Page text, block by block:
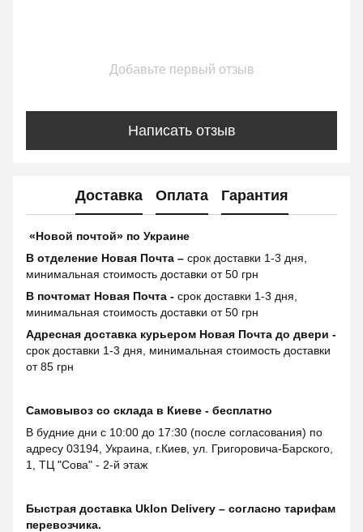
Добавьте первый отзыв
Написать отзыв
Доставка Оплата Гарантия
«Новой почтой» по Украине
В отделение Новая Почта – срок доставки 1-3 дня,
минимальная стоимость доставки от 50 грн
В почтомат Новая Почта - срок доставки 1-3 дня,
минимальная стоимость доставки от 50 грн
Адресная доставка курьером Новая Почта до двери -
срок доставки 1-3 дня, минимальная стоимость доставки
от 85 грн
Самовывоз со склада в Киеве - бесплатно
В будние дни с 10:00 до 17:30 (после согласования) по
адресу 03194, Украина, г.Киев, ул. Григоровича-Барского,
1, ТЦ "Сова" - 2-й этаж
Быстрая доставка Uklon Delivery – согласно тарифам
перевозчика.